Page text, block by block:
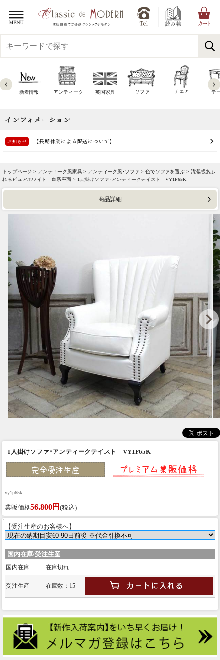
新着情報 アンティーク 英国家具 ソファ チェア テ
トップページ > アンティーク風家具 > アンティーク風･ソファ > 色でソファを選ぶ > 清潔感あふ
れるピュアホワイト 白系座面 > 1人掛けソファ･アンティークテイスト VY1P65K
商品詳細
1人掛けソファ･アンティークテイスト VY1P65K
vy1p65k
業販価格56,800円 (税込)
【受注生産のお客様へ】
国内在庫/受注生産
国内在庫 在庫切れ -
受注生産 在庫数：15